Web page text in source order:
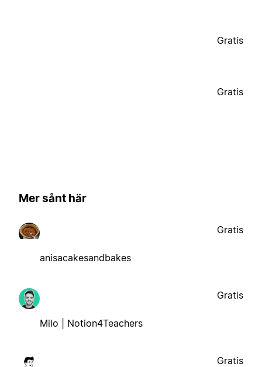
Gratis
Gratis
Mer sånt här
anisacakesandbakes
Gratis
Milo | Notion4Teachers
Gratis
Gratis